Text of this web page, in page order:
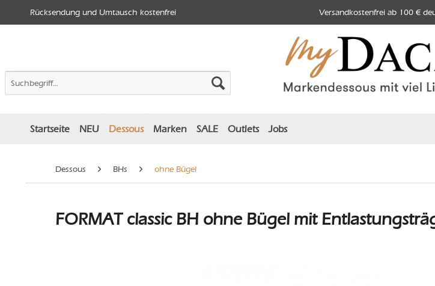
Rücksendung und Umtausch kostenfrei Versandkostenfrei ab 100 €
Startseite NEU Dessous Marken SALE Outlets Jobs
Dessous BHs ohne Bügel
FORMAT classic BH ohne Bügel mit